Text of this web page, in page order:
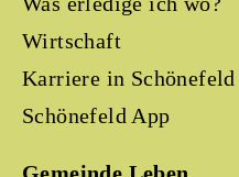
Wirtschaft
Karriere in Schönefeld
Schönefeld App